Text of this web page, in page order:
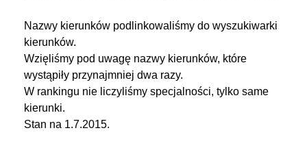
Nazwy kierunków podlinkowaliśmy do wyszukiwarki
kierunków.
Wzięliśmy pod uwagę nazwy kierunków, które
wystąpiły przynajmniej dwa razy.
W rankingu nie liczyliśmy specjalności, tylko same
kierunki.
Stan na 1.7.2015.